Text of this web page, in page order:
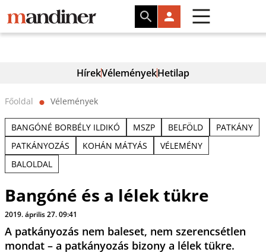
HírekVéleményekHetilap
Főoldal ⬤ Vélemények
BANGÓNÉ BORBÉLY ILDIKÓ MSZP BELFÖLD
PATKÁNY
PATKÁNYOZÁS
KOHÁN MÁTYÁS
VÉLEMÉNY
BALOLDAL
Bangóné és a lélek tükre
2019. április 27. 09:41
A patkányozás nem baleset, nem szerencsétlen
mondat – a patkányozás bizony a lélek tükre.